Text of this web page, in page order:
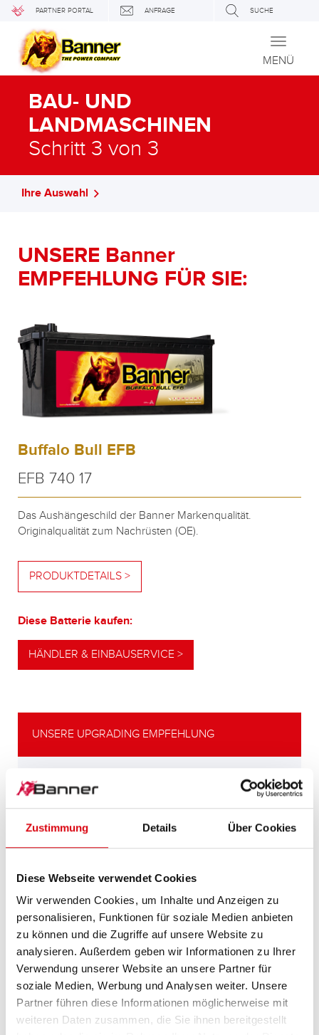
Zustimmung Details Über Cookies
Diese Webseite verwendet Cookies
Wir verwenden Cookies, um Inhalte und Anzeigen zu
personalisieren, Funktionen für soziale Medien anbieten
zu können und die Zugriffe auf unsere Website zu
analysieren. Außerdem geben wir Informationen zu Ihrer
Verwendung unserer Website an unsere Partner für
soziale Medien, Werbung und Analysen weiter. Unsere
Partner führen diese Informationen möglicherweise mit
weiteren Daten zusammen, die Sie ihnen bereitgestellt
PARTNER PORTAL ANFRAGE SUCHE
Toggle
MENÜ
BAU- UND
LANDMASCHINEN
Schritt 3 von 3
Ihre Auswahl
UNSERE Banner
EMPFEHLUNG FÜR SIE:
Buffalo Bull EFB
EFB 740 17
Das Aushängeschild der Banner Markenqualität.
Originalqualität zum Nachrüsten (OE).
PRODUKTDETAILS >
Diese Batterie kaufen:
HÄNDLER & EINBAUSERVICE >
LEISTUNGSSTARKE
ALTERNATIVE
Energiebedarf bzw. höheren
PRODUKTDETAILS >
UNSERE UPGRADING EMPFEHLUNG